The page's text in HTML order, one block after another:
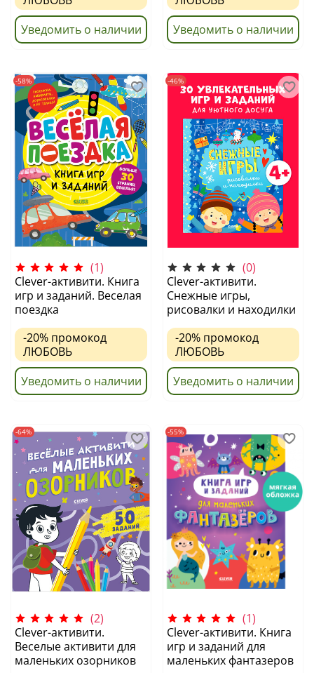
Уведомить о наличии
Уведомить о наличии
-58%
(1)
Clever-активити. Книга
игр и заданий. Веселая
поездка
-20% промокод
ЛЮБОВЬ
Уведомить о наличии
-46%
(0)
Clever-активити.
Снежные игры,
рисовалки и находилки
-20% промокод
ЛЮБОВЬ
Уведомить о наличии
-64%
(2)
Clever-активити.
Веселые активити для
маленьких озорников
-55%
(1)
Clever-активити. Книга
игр и заданий для
маленьких фантазеров